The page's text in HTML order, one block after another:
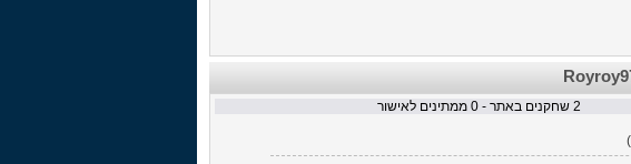
2 שחקנים באתר -0 ממתינים לאישור